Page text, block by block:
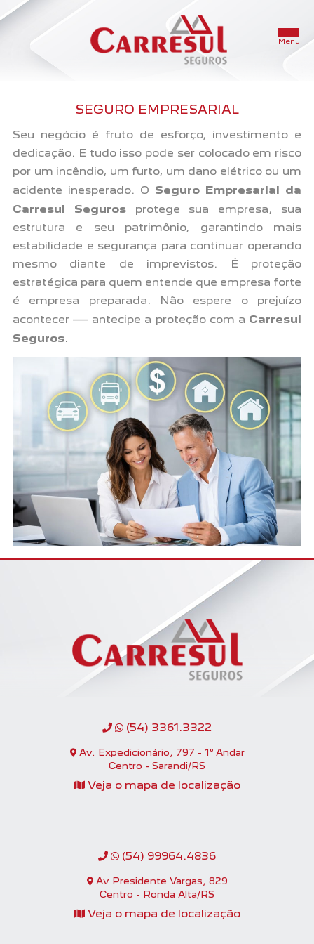
INÍCIO
A CARRESUL
SOLUÇÕES EM SEGUROS
SEGURADORAS
FALE CONOSCO
SEGURO EMPRESARIAL
Seu negócio é fruto de esforço, investimento e
dedicação. E tudo isso pode ser colocado em risco
por um incêndio, um furto, um dano elétrico ou um
acidente inesperado. O Seguro Empresarial da
Carresul Segurosprotege sua empresa, sua
estrutura e seu patrimônio, garantindo mais
estabilidade e segurança para continuar operando
mesmo diante de imprevistos. É proteção
estratégica para quem entende que empresa forte
é empresa preparada. Não espere o prejuízo
acontecer — antecipe a proteção com a Carresul
Seguros.
(54) 3361.3322
Av. Expedicionário, 797 - 1º Andar
Centro - Sarandi/RS
Veja o mapa de localização
(54) 99964.4836
Av Presidente Vargas, 829
Centro - Ronda Alta/RS
Veja o mapa de localização